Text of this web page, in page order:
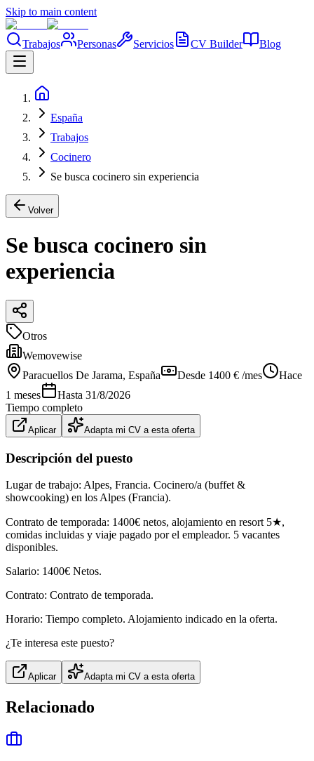
Skip to main content
Trabajos Personas Servicios CV Builder Blog
España
Trabajos
Cocinero
Se busca cocinero sin experiencia
Volver
Se busca cocinero sin
experiencia
Otros
Wemovewise
Paracuellos De Jarama, España Desde 1400 € /mes
Hace
1 meses
Hasta 31/8/2026
Tiempo completo
Aplicar Adapta mi CV a esta oferta
Descripción del puesto
Lugar de trabajo: Alpes, Francia. Cocinero/a (buffet &
showcooking) en los Alpes (Francia).
Contrato de temporada: 1400€ netos, alojamiento en resort 5★,
comidas incluidas y viaje pagado por el empleador. 5 vacantes
disponibles.
Salario: 1400€ Netos.
Contrato: Contrato de temporada.
Horario: Tiempo completo. Alojamiento indicado en la oferta.
¿Te interesa este puesto?
Aplicar Adapta mi CV a esta oferta
Relacionado